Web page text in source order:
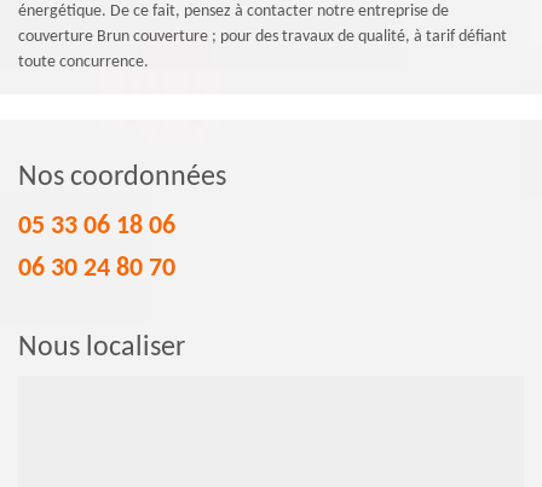
énergétique. De ce fait, pensez à contacter notre entreprise de
couverture Brun couverture ; pour des travaux de qualité, à tarif défiant
toute concurrence.
Nos coordonnées
05 33 06 18 06
06 30 24 80 70
Nous localiser